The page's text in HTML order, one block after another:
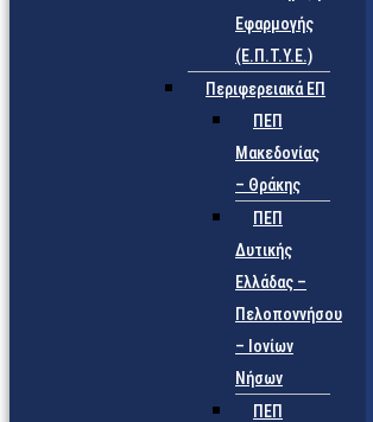
Εφαρμογής
(Ε.Π.Τ.Υ.Ε.)
Περιφερειακά ΕΠ
ΠΕΠ
Μακεδονίας
– Θράκης
ΠΕΠ
Δυτικής
Ελλάδας –
Πελοποννήσου
– Ιονίων
Νήσων
ΠΕΠ